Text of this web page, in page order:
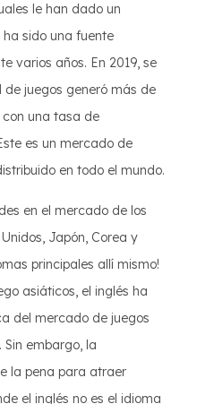
le han dado un
sido una fuente
varios años. En 2019, se
juegos generó más de
con una tasa de
es un mercado de
en todo el mundo.
en el mercado de los
Japón, Corea y
principales allí mismo!
asiáticos, el inglés ha
del mercado de juegos
embargo, la
la pena para atraer
el inglés no es el idioma